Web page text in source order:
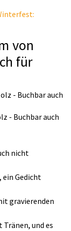
von
für
- Buchbar auch
nicht
ein Gedicht
gravierenden
und es